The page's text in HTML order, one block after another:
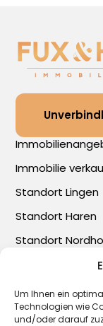
Um Ihnen ein
Technologien wie
und/oder darauf
Immobilie
Standort Lingen
Standort Haren
Standort
Kontakt